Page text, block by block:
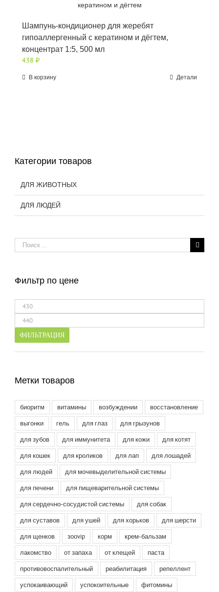
Шампунь-кондиционер для жеребят
гипоаллергенный с кератином и дёгтем,
концентрат 1:5, 500 мл
438 ₽
В корзину Детали
Категории товаров
ДЛЯ ЖИВОТНЫХ
ДЛЯ ЛЮДЕЙ
Результат
поиска:
Фильтр по цене
Минимальная
цена
Максимальная
цена
ФИЛЬТРАЦИЯ
Метки товаров
биоритм витамины возбуждении восстановление
выгонки гель для глаз для грызунов
для зубов для иммунитета для кожи для котят
для кошек для кроликов для лап для лошадей
для людей для мочевыделительной системы
для печени для пищеварительной системы
для сердечно-сосудистой системы для собак
для суставов для ушей для хорьков для шерсти
для щенков зооvip корм крем-бальзам
лакомство от запаха от клещей паста
противовоспалительный реабилитация репеллент
успокаивающий успокоительные фитомины